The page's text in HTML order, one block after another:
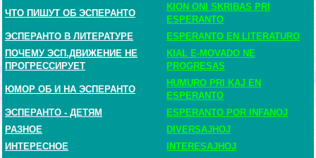
ЧТО ПИШУТ ОБ ЭСПЕРАНТО
KION ONI SKRIBAS PRI
ESPERANTO
ЭСПЕРАНТО В ЛИТЕРАТУРЕ
ESPERANTO EN LITERATURO
ПОЧЕМУ ЭСП.ДВИЖЕНИЕ НЕ
ПРОГРЕССИРУЕТ
KIAL E-MOVADO NE
PROGRESAS
ЮМОР ОБ И НА ЭСПЕРАНТО
HUMURO PRI KAJ EN
ESPERANTO
ЭСПЕРАНТО - ДЕТЯМ
ESPERANTO POR INFANOJ
РАЗНОЕ
DIVERSAJHOJ
ИНТЕРЕСНОЕ
INTERESAJHOJ